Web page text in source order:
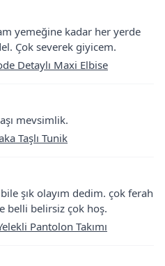
yemeğine kadar her yerde
Çok severek giyicem.
Detaylı Maxi Elbise
mevsimlik.
Taşlı Tunik
şık olayım dedim. çok ferah
belli belirsiz çok hoş.
Pantolon Takımı